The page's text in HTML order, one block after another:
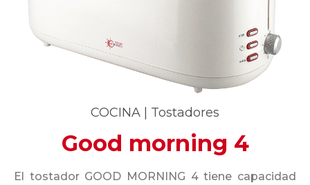
COCINA | Tostadores
Good morning 4
El tostador GOOD MORNING 4 tiene capacidad